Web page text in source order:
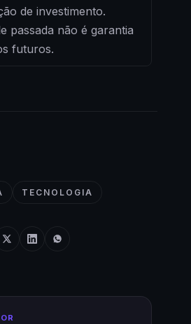
de investimento.
passada não é garantia
futuros.
TECNOLOGIA